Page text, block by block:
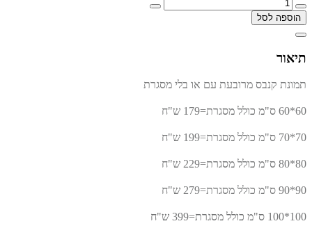
הוספה לסל
תיאור
תמונת קנבס מרובעת עם או בלי מסגרת
60*60 ס"מ כולל מסגרת=179 ש"ח
70*70 ס"מ כולל מסגרת=199 ש"ח
80*80 ס"מ כולל מסגרת=229 ש"ח
90*90 ס"מ כולל מסגרת=279 ש"ח
100*100 ס"מ כולל מסגרת=399 ש"ח